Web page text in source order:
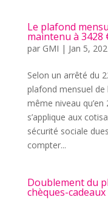
Le plafond
maintenu à 3428
par GMI | Jan 5,
Selon un arrêté du
plafond mensuel
même niveau qu’en
s’applique aux
sécurité sociale
compter...
Doublement du
chèques-